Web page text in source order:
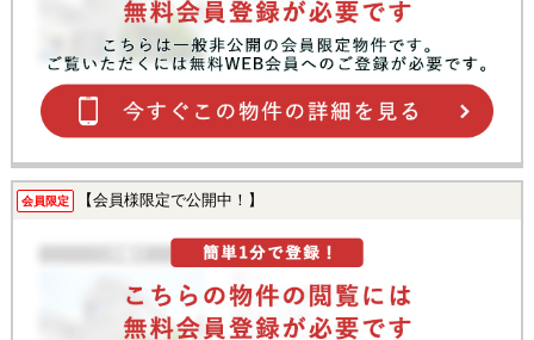
会員限定 【会員様限定で公開中！】